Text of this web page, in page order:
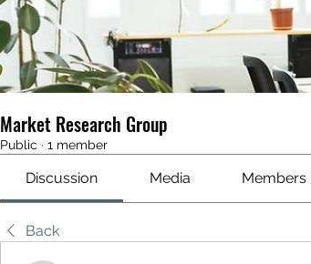
Market Research Group
Public · 1 member
Discussion Media Members
Back